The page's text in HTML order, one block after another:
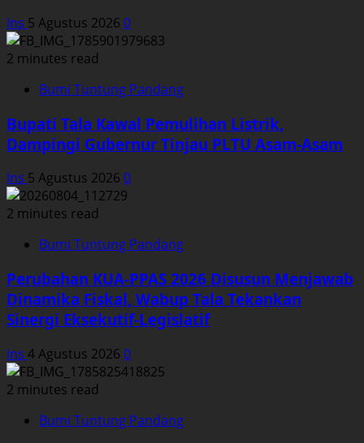
Ins 5 Agustus 2026 0
2 minutes read
Bumi Tuntung Pandang
Bupati Tala Kawal Pemulihan Listrik,
Dampingi Gubernur Tinjau PLTU Asam-Asam
Ins 5 Agustus 2026 0
2 minutes read
Bumi Tuntung Pandang
Perubahan KUA-PPAS 2026 Disusun Menjawab
Dinamika Fiskal, Wabup Tala Tekankan
Sinergi Eksekutif-Legislatif
Ins 4 Agustus 2026 0
2 minutes read
Bumi Tuntung Pandang